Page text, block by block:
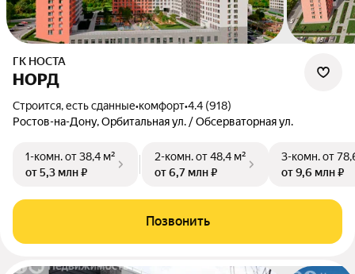
ГК НОСТА
НОРД
Строится, есть сданные•комфорт•4.4 (918)
Ростов-на-Дону, Орбитальная ул. / Обсерваторная ул.
1-комн.от 38,4 м²
от 5,3 млн ₽
2-комн.от 48,4 м²
от 6,7 млн ₽
3-комн.от
от 9,6 млн ₽
Позвонить